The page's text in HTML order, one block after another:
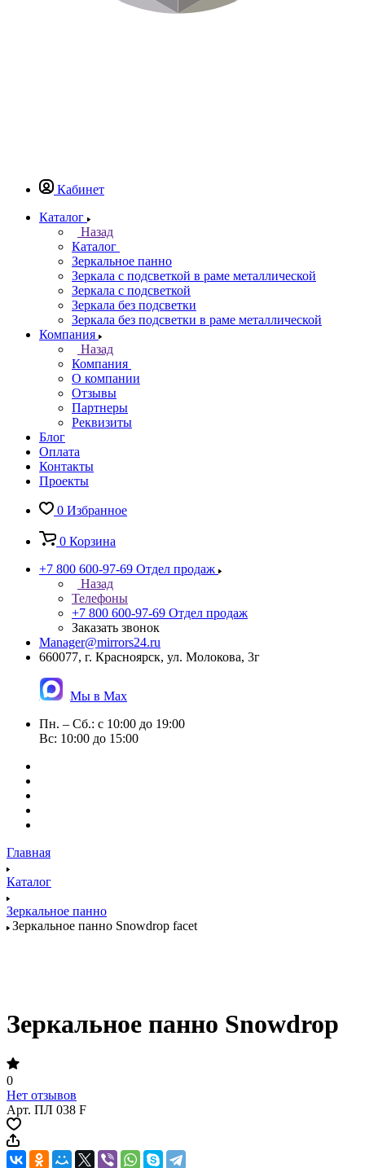
Кабинет
Каталог
Назад
Каталог
Зеркальное панно
Зеркала с подсветкой в раме металлической
Зеркала с подсветкой
Зеркала без подсветки
Зеркала без подсветки в раме металлической
Компания
Назад
Компания
О компании
Отзывы
Партнеры
Реквизиты
Блог
Оплата
Контакты
Проекты
0 Избранное
0 Корзина
+7 800 600-97-69 Отдел продаж
Назад
Телефоны
+7 800 600-97-69 Отдел продаж
Заказать звонок
Manager@mirrors24.ru
660077, г. Красноярск, ул. Молокова, 3г
Мы в Max
Пн. – Сб.: с 10:00 до 19:00
Вс: 10:00 до 15:00
Главная
Каталог
Зеркальное панно
Зеркальное панно Snowdrop facet
Зеркальное панно Snowdrop
0
Нет отзывов
Арт. ПЛ 038 F